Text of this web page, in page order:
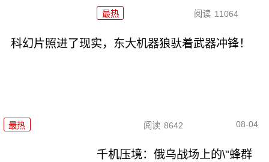
最热 阅读 11064
科幻片照进了现实，东大机器狼驮着武器冲锋！
最热 阅读 8642 08-04
千机压境：俄乌战场上的\"蜂群